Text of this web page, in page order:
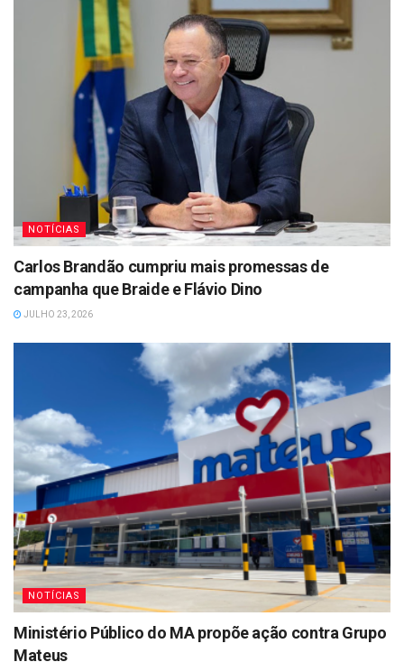
NOTÍCIAS
Carlos Brandão cumpriu mais promessas de
campanha que Braide e Flávio Dino
JULHO 23, 2026
NOTÍCIAS
Ministério Público do MA propõe ação contra Grupo
Mateus